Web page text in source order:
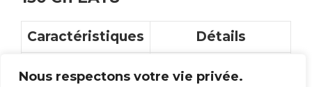
Nous respectons votre vie privée.
Caractéristiques Détails
Moteur
1.2 PureTech 130